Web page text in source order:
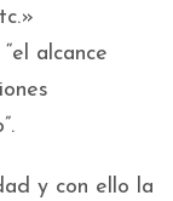
alcance
y con ello la